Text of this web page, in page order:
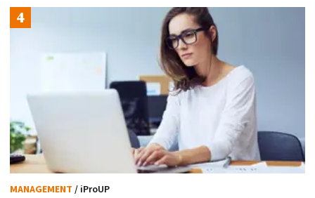
MANAGEMENT / iProUP